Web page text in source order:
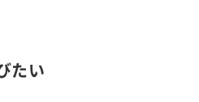
たい